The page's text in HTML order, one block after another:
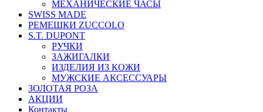
МЕХАНИЧЕСКИЕ ЧАСЫ
SWISS MADE
РЕМЕШКИ ZUCCOLO
S.T. DUPONT
РУЧКИ
ЗАЖИГАЛКИ
ИЗДЕЛИЯ ИЗ КОЖИ
МУЖСКИЕ АКСЕССУАРЫ
ЗОЛОТАЯ РОЗА
АКЦИИ
Контакты